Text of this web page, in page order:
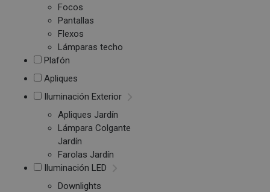
Focos
Pantallas
Flexos
Lámparas techo
Plafón
Apliques
Iluminación Exterior
Apliques Jardín
Lámpara Colgante
Jardín
Farolas Jardín
Iluminación LED
Downlights